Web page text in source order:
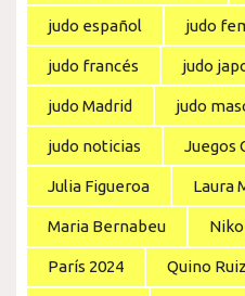
judo español judo
judo francés judo
judo Madrid judo
judo noticias Juegos
Julia Figueroa Laura
Maria Bernabeu
París 2024 Quino Ruiz